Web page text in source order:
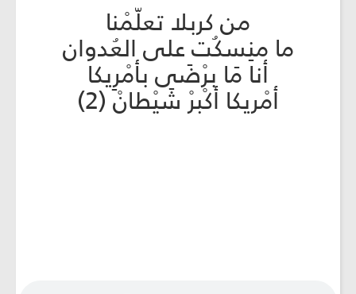
من كربلا تعلّمْنا
ما منِسكُت على العُدوان
أنا مَا برْضَى بأمْرِيكا
أمْريكا أكْبرْ شَيْطانْ (2)